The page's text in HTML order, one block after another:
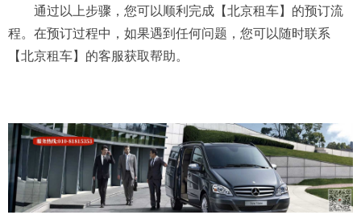
通过以上步骤，您可以顺利完成【北京租车】的预订流
程。在预订过程中，如果遇到任何问题，您可以随时联系
【北京租车】的客服获取帮助。